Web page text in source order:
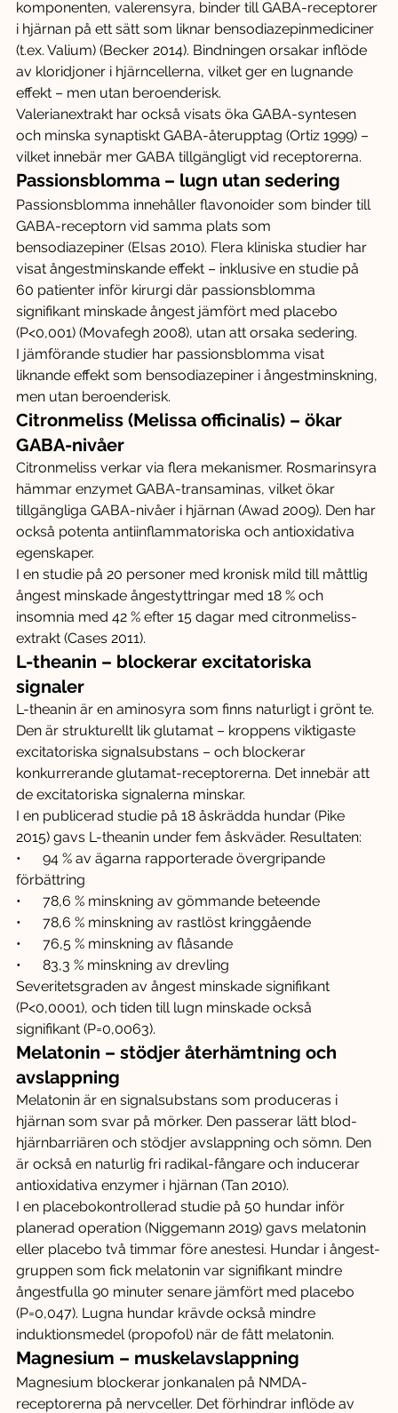
komponenten, valerensyra, binder till GABA-receptorer
i hjärnan på ett sätt som liknar bensodiazepinmediciner
(t.ex. Valium) (Becker 2014). Bindningen orsakar inflöde
av kloridjoner i hjärncellerna, vilket ger en lugnande
effekt – men utan beroenderisk.
Valerianextrakt har också visats öka GABA-syntesen
och minska synaptiskt GABA-återupptag (Ortiz 1999) –
vilket innebär mer GABA tillgängligt vid receptorerna.
Passionsblomma – lugn utan sedering
Passionsblomma innehåller flavonoider som binder till
GABA-receptorn vid samma plats som
bensodiazepiner (Elsas 2010). Flera kliniska studier har
visat ångestminskande effekt – inklusive en studie på
60 patienter inför kirurgi där passionsblomma
signifikant minskade ångest jämfört med placebo
(P<0,001) (Movafegh 2008), utan att orsaka sedering.
I jämförande studier har passionsblomma visat
liknande effekt som bensodiazepiner i ångestminskning,
men utan beroenderisk.
Citronmeliss (Melissa officinalis) – ökar
GABA-nivåer
Citronmeliss verkar via flera mekanismer. Rosmarinsyra
hämmar enzymet GABA-transaminas, vilket ökar
tillgängliga GABA-nivåer i hjärnan (Awad 2009). Den har
också potenta antiinflammatoriska och antioxidativa
egenskaper.
I en studie på 20 personer med kronisk mild till måttlig
ångest minskade ångestyttringar med 18 % och
insomnia med 42 % efter 15 dagar med citronmeliss-
extrakt (Cases 2011).
L-theanin – blockerar excitatoriska
signaler
L-theanin är en aminosyra som finns naturligt i grönt te.
Den är strukturellt lik glutamat – kroppens viktigaste
excitatoriska signalsubstans – och blockerar
konkurrerande glutamat-receptorerna. Det innebär att
de excitatoriska signalerna minskar.
I en publicerad studie på 18 åskrädda hundar (Pike
2015) gavs L-theanin under fem åskväder. Resultaten:
•      94 % av ägarna rapporterade övergripande
förbättring
•      78,6 % minskning av gömmande beteende
•      78,6 % minskning av rastlöst kringgående
•      76,5 % minskning av flåsande
•      83,3 % minskning av drevling
Severitetsgraden av ångest minskade signifikant
(P<0,0001), och tiden till lugn minskade också
signifikant (P=0,0063).
Melatonin – stödjer återhämtning och
avslappning
Melatonin är en signalsubstans som produceras i
hjärnan som svar på mörker. Den passerar lätt blod-
hjärnbarriären och stödjer avslappning och sömn. Den
är också en naturlig fri radikal-fångare och inducerar
antioxidativa enzymer i hjärnan (Tan 2010).
I en placebokontrollerad studie på 50 hundar inför
planerad operation (Niggemann 2019) gavs melatonin
eller placebo två timmar före anestesi. Hundar i ångest-
gruppen som fick melatonin var signifikant mindre
ångestfulla 90 minuter senare jämfört med placebo
(P=0,047). Lugna hundar krävde också mindre
induktionsmedel (propofol) när de fått melatonin.
Magnesium – muskelavslappning
Magnesium blockerar jonkanalen på NMDA-
receptorerna på nervceller. Det förhindrar inflöde av